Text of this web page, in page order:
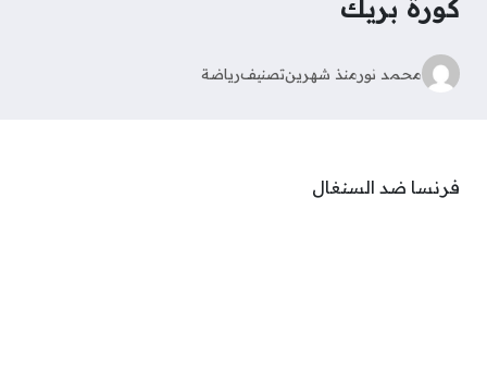
كورة بريك
محمد نورمنذ شهرينتصنيفرياضة
فرنسا ضد السنغال